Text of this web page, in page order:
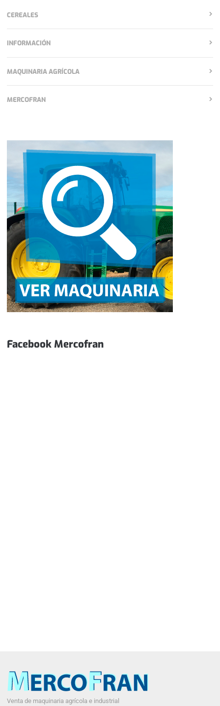
CEREALES
INFORMACIÓN
MAQUINARIA AGRÍCOLA
MERCOFRAN
Facebook Mercofran
Venta de maquinaria agrícola e industrial